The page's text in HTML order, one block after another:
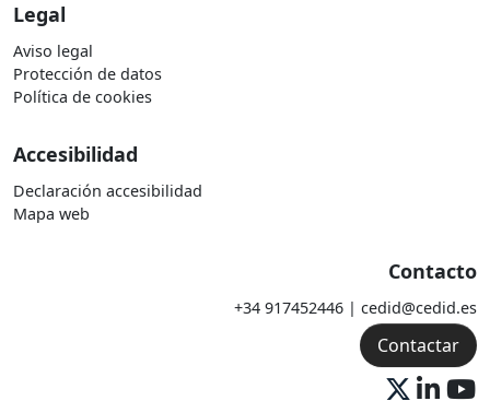
Legal
Aviso legal
Protección de datos
Política de cookies
Accesibilidad
Declaración accesibilidad
Mapa web
Contacto
+34 917452446 | cedid@cedid.es
Contactar